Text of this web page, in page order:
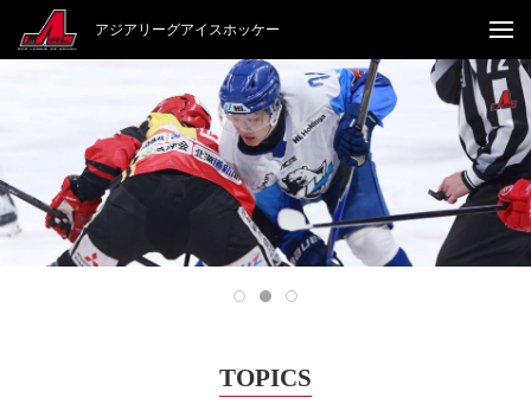
アジアリーグアイスホッケー
TOPICS